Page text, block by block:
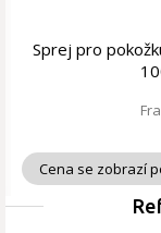
Sprej pro
Cena se zobrazí